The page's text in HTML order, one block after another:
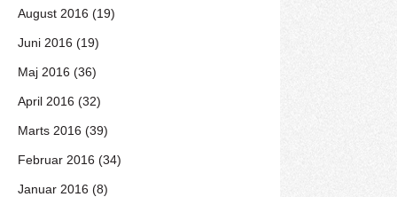
August 2016 (19)
Juni 2016 (19)
Maj 2016 (36)
April 2016 (32)
Marts 2016 (39)
Februar 2016 (34)
Januar 2016 (8)